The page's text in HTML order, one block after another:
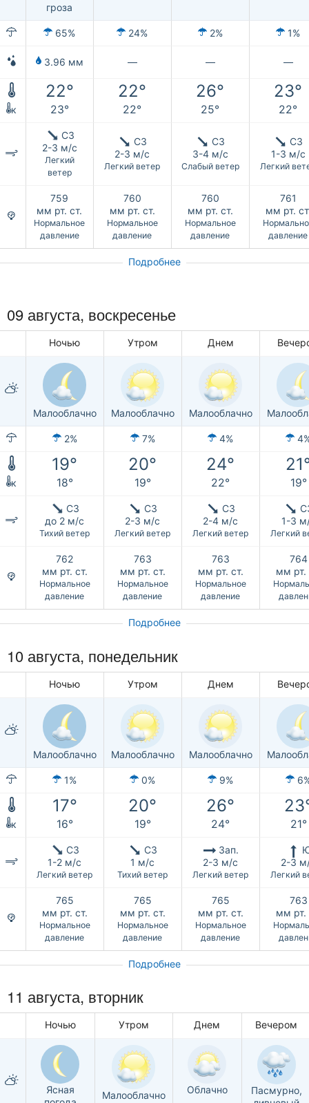
гроза
65% 24% 2% 1%
3.96 мм — — —
22° 22° 26° 23°
к 23° 22° 25° 22°
СЗ
2-3 м/с
Легкий
ветер
СЗ
2-3 м/с
Легкий ветер
СЗ
3-4 м/с
Слабый ветер
СЗ
1-3 м/с
Легкий
759
мм рт. ст.
Нормальное
давление
760
мм рт. ст.
Нормальное
давление
760
мм рт. ст.
Нормальное
давление
761
мм рт.
давление
Подробнее
09 августа, воскресенье
Ночью Утром Днем
Малооблачно Малооблачно Малооблачно
2% 7% 4%
19° 20° 24°
к 18° 19° 22° 19°
СЗ
до 2 м/с
Тихий ветер
СЗ
2-3 м/с
Легкий ветер
СЗ
2-4 м/с
Легкий ветер
1-3
Легкий
762
мм рт. ст.
Нормальное
давление
763
мм рт. ст.
Нормальное
давление
763
мм рт. ст.
Нормальное
давление
764
мм рт.
Подробнее
10 августа, понедельник
Ночью Утром Днем
Малооблачно Малооблачно Малооблачно
1% 0% 9%
17° 20° 26°
к 16° 19° 24° 21°
СЗ
1-2 м/с
Легкий ветер
СЗ
1 м/с
Тихий ветер
Зап.
2-3 м/с
Легкий ветер
2-3
Легкий
765
мм рт. ст.
Нормальное
давление
765
мм рт. ст.
Нормальное
давление
765
мм рт. ст.
Нормальное
давление
763
мм рт.
Подробнее
11 августа, вторник
Ночью Утром Днем Вечером
Ясная
Малооблачно Облачно
Пасмурно,